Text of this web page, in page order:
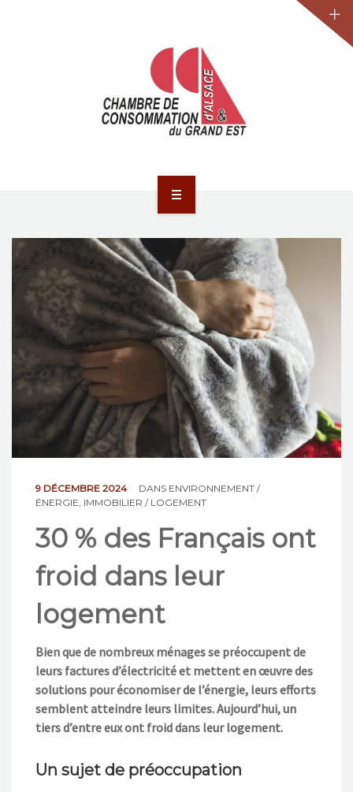
ACTUALITÉS
JURIDIQUE
LA CCA-GE
NOS ACTIONS
CONTACT
9 DÉCEMBRE 2024 DANS ENVIRONNEMENT /
ÉNERGIE IMMOBILIER / LOGEMENT
30 % des Français ont
froid dans leur
logement
Bien que de nombreux ménages se préoccupent de
leurs factures d’électricité et mettent en œuvre des
solutions pour économiser de l’énergie, leurs efforts
semblent atteindre leurs limites. Aujourd’hui, un
tiers d’entre eux ont froid dans leur logement.
Un sujet de préoccupation